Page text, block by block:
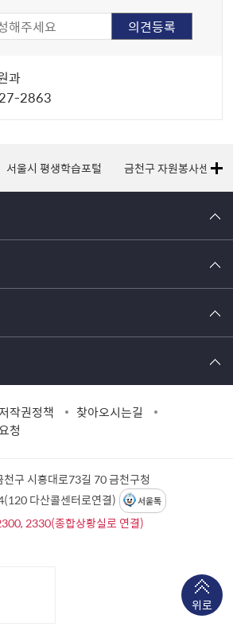
과
2863
서울시 평생학습포털 금천구 자원봉사센터
저작권정책
찾아오시는길
청
위로
천구 시흥대로73길 70금천구청
다산콜센터로연결)
서울톡
2330(종합상황실로 연결)